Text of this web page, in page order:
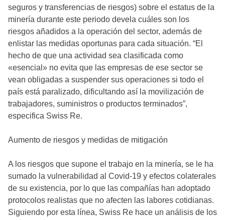
seguros y transferencias de riesgos) sobre el estatus de la
minería durante este periodo devela cuáles son los
riesgos añadidos a la operación del sector, además de
enlistar las medidas oportunas para cada situación. “El
hecho de que una actividad sea clasificada como
«esencial» no evita que las empresas de ese sector se
vean obligadas a suspender sus operaciones si todo el
país está paralizado, dificultando así la movilización de
trabajadores, suministros o productos terminados”,
especifica Swiss Re.
Aumento de riesgos y medidas de mitigación
A los riesgos que supone el trabajo en la minería, se le ha
sumado la vulnerabilidad al Covid-19 y efectos colaterales
de su existencia, por lo que las compañías han adoptado
protocolos realistas que no afecten las labores cotidianas.
Siguiendo por esta línea, Swiss Re hace un análisis de los